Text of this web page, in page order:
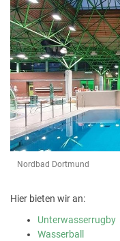
Nordbad Dortmund
Hier bieten wir an:
Unterwasserrugby
Wasserball